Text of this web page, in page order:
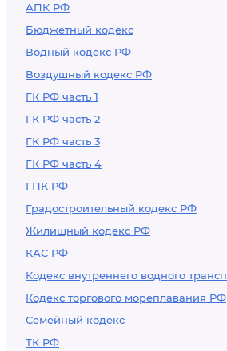
АПК РФ
Бюджетный кодекс
Водный кодекс РФ
Воздушный кодекс РФ
ГК РФ часть 1
ГК РФ часть 2
ГК РФ часть 3
ГК РФ часть 4
ГПК РФ
Градостроительный кодекс РФ
Жилищный кодекс РФ
КАС РФ
Кодекс внутреннего водного
Кодекс торгового мореплавания РФ
Семейный кодекс
ТК РФ